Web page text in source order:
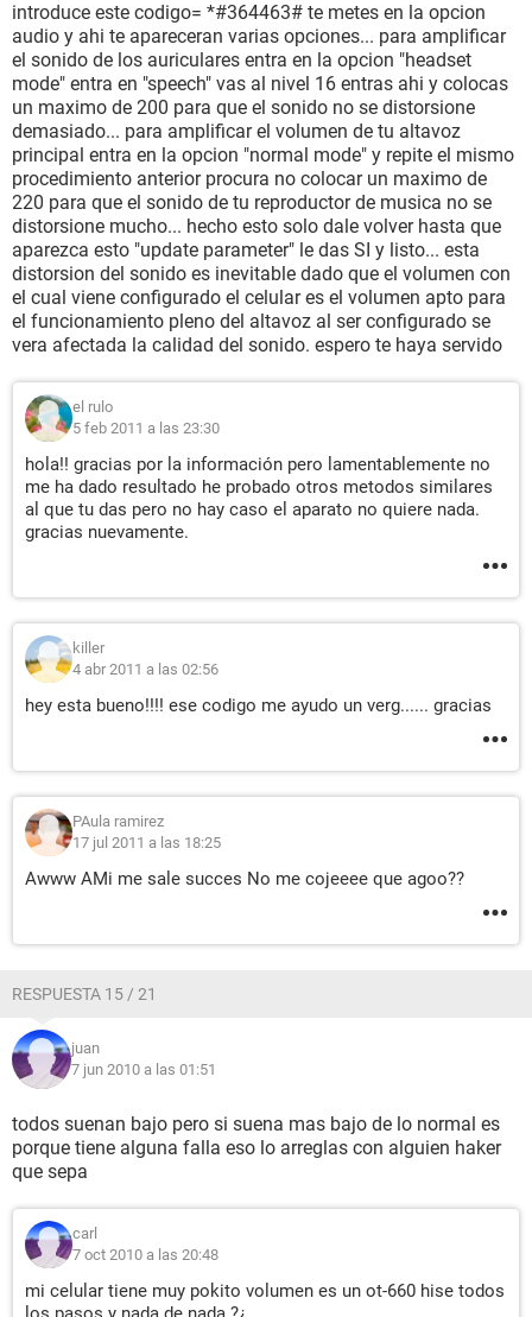
introduce este codigo= *#364463# te metes en la opcion
audio y ahi te apareceran varias opciones... para amplificar
el sonido de los auriculares entra en la opcion "headset
mode" entra en "speech" vas al nivel 16 entras ahi y colocas
un maximo de 200 para que el sonido no se distorsione
demasiado... para amplificar el volumen de tu altavoz
principal entra en la opcion "normal mode" y repite el mismo
procedimiento anterior procura no colocar un maximo de
220 para que el sonido de tu reproductor de musica no se
distorsione mucho... hecho esto solo dale volver hasta que
aparezca esto "update parameter" le das SI y listo... esta
distorsion del sonido es inevitable dado que el volumen con
el cual viene configurado el celular es el volumen apto para
el funcionamiento pleno del altavoz al ser configurado se
vera afectada la calidad del sonido. espero te haya servido
el rulo
5 feb 2011 a las 23:30
hola!! gracias por la información pero lamentablemente no
me ha dado resultado he probado otros metodos similares
al que tu das pero no hay caso el aparato no quiere nada.
gracias nuevamente.
killer
4 abr 2011 a las 02:56
hey esta bueno!!!! ese codigo me ayudo un verg...... gracias
PAula ramirez
17 jul 2011 a las 18:25
Awww AMi me sale succes No me cojeeee que agoo??
RESPUESTA 15 / 21
juan
7 jun 2010 a las 01:51
todos suenan bajo pero si suena mas bajo de lo normal es
porque tiene alguna falla eso lo arreglas con alguien haker
que sepa
carl
7 oct 2010 a las 20:48
mi celular tiene muy pokito volumen es un ot-660 hise todos